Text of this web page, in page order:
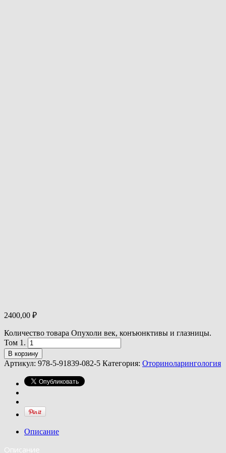
2400,00 ₽
Количество товара Опухоли век, конъюнктивы и глазницы.
Том 1.
В корзину
Артикул: 978-5-91839-082-5 Категория: Оториноларингология
Описание
Описание